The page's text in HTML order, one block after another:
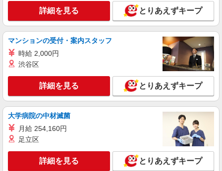
株式会社シエロ
【softbank】人気機種に詳しくなれる携帯販
売
月給220000円〜 ※残業代支給 ★交通費別途支
○。・゜+゜ 入社祝い金10万円支給(規定有) お友達
を紹介頂くと, インセンティブ支給(規定有) ゜・。
○。・゜+゜・。○。・゜+゜
愛知県稲沢市のsoftbankショップ
キープ 詳細を見る
派遣社員
株式会社シエロ
【楽天モバイル】の携帯販売スタッフ
日給12000円〜 ※残業代支給 ★交通費別途支
○。・゜+゜ 入社祝い金10万円支給(規定有) お友達
を紹介頂くと, インセンティブ支給(規定有) ★月2
愛知県稲沢市の楽天モバイルショップ
詳細を見る とりあえずキープ
マンションの受付・案内スタッフ
時給 2,000円
渋谷区
詳細を見る とりあえずキープ
大学病院の中材滅菌
月給 254,160円
足立区
詳細を見る とりあえずキープ